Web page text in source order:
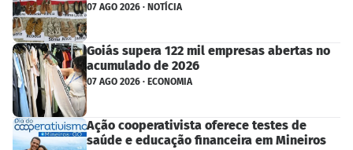
07 AGO 2026 · NOTÍCIA
Goiás supera 122 mil empresas abertas no
acumulado de 2026
07 AGO 2026 · ECONOMIA
Ação cooperativista oferece testes de
saúde e educação financeira em Mineiros